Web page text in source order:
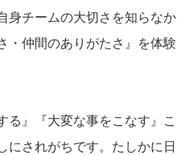
身チームの大切さを知らなか
・仲間のありがたさ』を体験
る』『大変な事をこなす』こ
にされがちです。たしかに日